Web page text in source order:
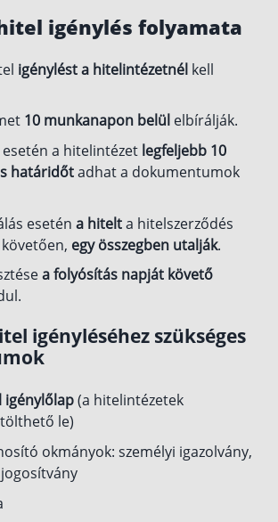
igénylés folyamata
igénylést a hitelintézetnél kell
10 munkanapon belül elbírálják.
esetén a hitelintézet legfeljebb 10
határidőtadhat a dokumentumok
esetén a hitelta hitelszerződés
egy összegben utalják.
a folyósítás napját követő
igényléséhez szükséges
igénylőlap(a hitelintézetek
le)
okmányok: személyi igazolvány,